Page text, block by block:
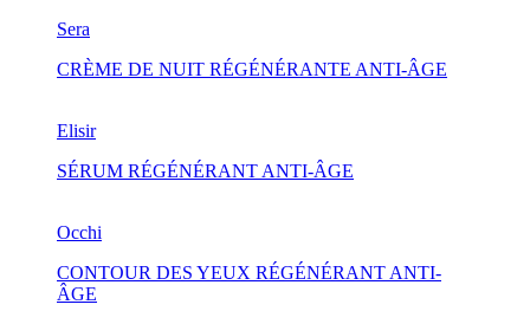
Sera
CRÈME DE NUIT RÉGÉNÉRANTE ANTI-ÂGE
Elisir
SÉRUM RÉGÉNÉRANT ANTI-ÂGE
Occhi
CONTOUR DES YEUX RÉGÉNÉRANT ANTI-
ÂGE